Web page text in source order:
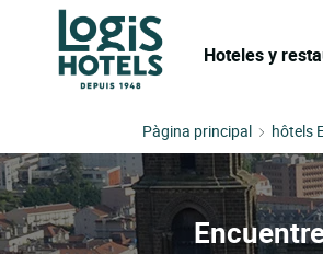
Hoteles y
Pàgina principal hôtels